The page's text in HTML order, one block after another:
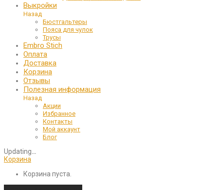
Выкройки
Назад
Бюстгальтеры
Пояса для чулок
Трусы
Embro Stich
Оплата
Доставка
Корзина
Отзывы
Полезная информация
Назад
Акции
Избранное
Контакты
Мой аккаунт
Блог
Updating…
Корзина
Корзина пуста.